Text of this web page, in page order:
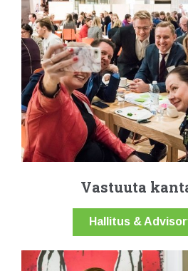
Vastuuta
Hallitus &